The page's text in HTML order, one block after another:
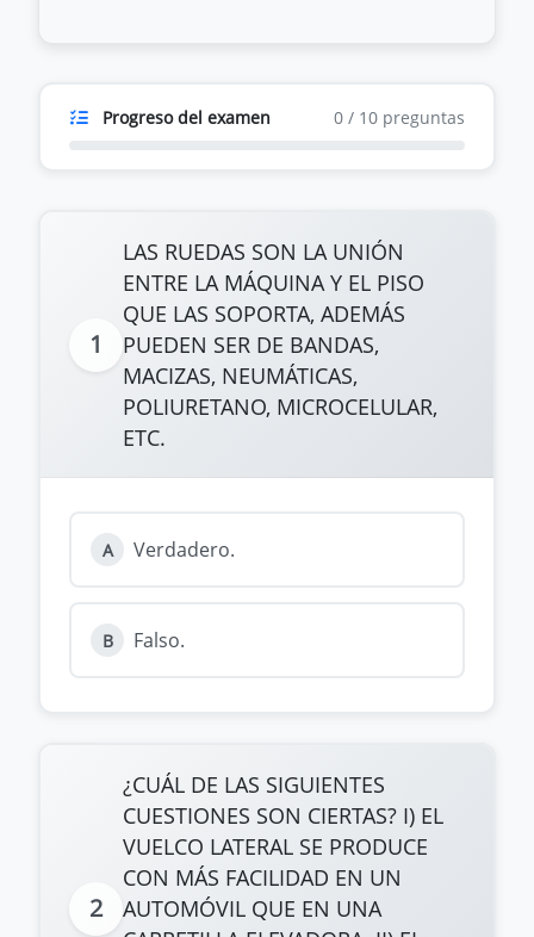
Progreso del examen 0 / 10 preguntas
1
LAS RUEDAS SON LA UNIÓN
ENTRE LA MÁQUINA Y EL PISO
QUE LAS SOPORTA, ADEMÁS
PUEDEN SER DE BANDAS,
MACIZAS, NEUMÁTICAS,
POLIURETANO, MICROCELULAR,
ETC.
A Verdadero.
B Falso.
2
¿CUÁL DE LAS SIGUIENTES
CUESTIONES SON CIERTAS? I) EL
VUELCO LATERAL SE PRODUCE
CON MÁS FACILIDAD EN UN
AUTOMÓVIL QUE EN UNA